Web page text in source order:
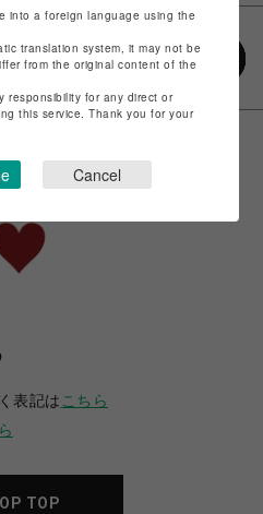
表記は こちら
TOP
into a foreign language using the
translation system, it may not be
from the original content of the
responsibility for any direct or
this service. Thank you for your
Cancel